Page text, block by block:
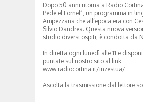
Dopo 50 anni ritorna a Radio
Pede el Fornel”, un programma in
Ampezzana che all’epoca era con
Silvio Dandrea. Questa nuova
studio diversi ospiti, è condotta da
In diretta ogni lunedì alle 11 e
puntate sul nostro sito al link
www.radiocortina.it/inzestua/
Ascolta la trasmissione dal lettore